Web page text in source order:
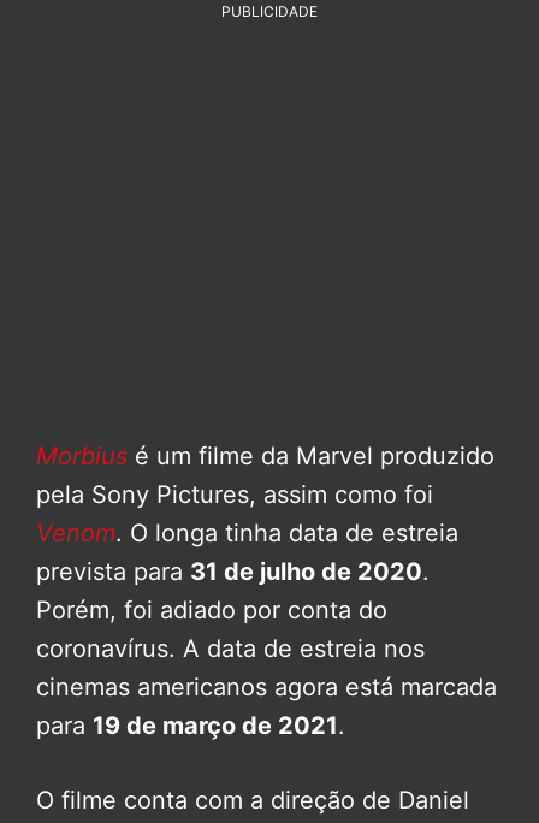
PUBLICIDADE
Morbius é um filme da Marvel produzido
pela Sony Pictures, assim como foi
Venom. O longa tinha data de estreia
prevista para 31 de julho de 2020.
Porém, foi adiado por conta do
coronavírus. A data de estreia nos
cinemas americanos agora está marcada
para 19 de março de 2021.
O filme conta com a direção de Daniel